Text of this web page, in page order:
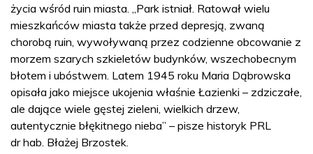
życia wśród ruin miasta. „Park istniał. Ratował wielu
mieszkańców miasta także przed depresją, zwaną
chorobą ruin, wywoływaną przez codzienne obcowanie z
morzem szarych szkieletów budynków, wszechobecnym
błotem i ubóstwem. Latem 1945 roku Maria Dąbrowska
opisała jako miejsce ukojenia właśnie Łazienki – zdziczałe,
ale dające wiele gęstej zieleni, wielkich drzew,
autentycznie błękitnego nieba” – pisze historyk PRL
dr hab. Błażej Brzostek.